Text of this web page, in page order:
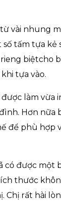
vài nhung
tấm tựa kẻ
biệtcho
khi tựa vào.
làm vừa
Hơn nữa
để phù hợp
có được một
thước
Chị rất hài